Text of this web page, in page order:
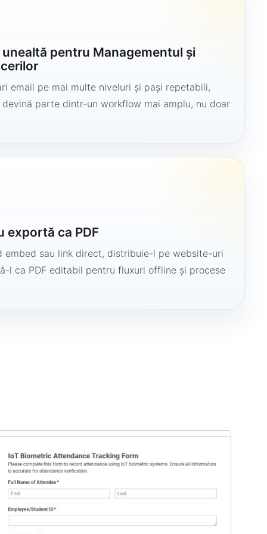
pentru Managementul și
email pe mai multe niveluri și pași repetabili,
parte dintr-un workflow mai amplu, nu doar
exportă ca PDF
embed sau link direct, distribuie-l pe website-uri
l ca PDF editabil pentru fluxuri offline și procese